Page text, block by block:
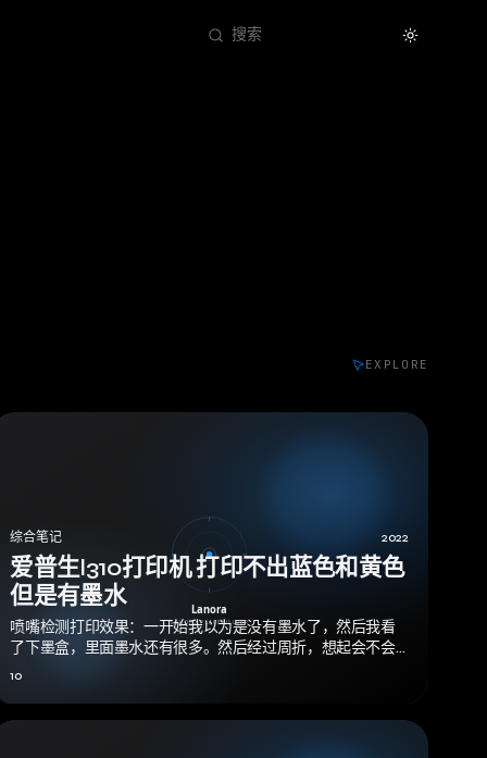
搜索
Theme
EXPLORE
综合笔记 2022
爱普生l310打印机 打印不出蓝色和黄色
但是有墨水
喷嘴检测打印效果：一开始我以为是没有墨水了，然后我看
了下墨盒，里面墨水还有很多。然后经过周折，想起会不会
10